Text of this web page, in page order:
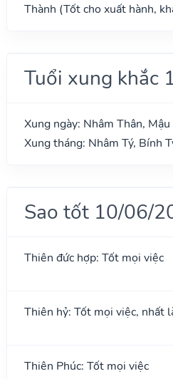
Thành (Tốt cho xuất hành,
Tuổi xung khắc
Xung ngày: Nhâm Thân,
Xung tháng: Nhâm Tý, Bính
Sao tốt 10/06/
Thiên đức hợp: Tốt mọi việc
Thiên hỷ: Tốt mọi việc, nhất
Thiên Phúc: Tốt mọi việc